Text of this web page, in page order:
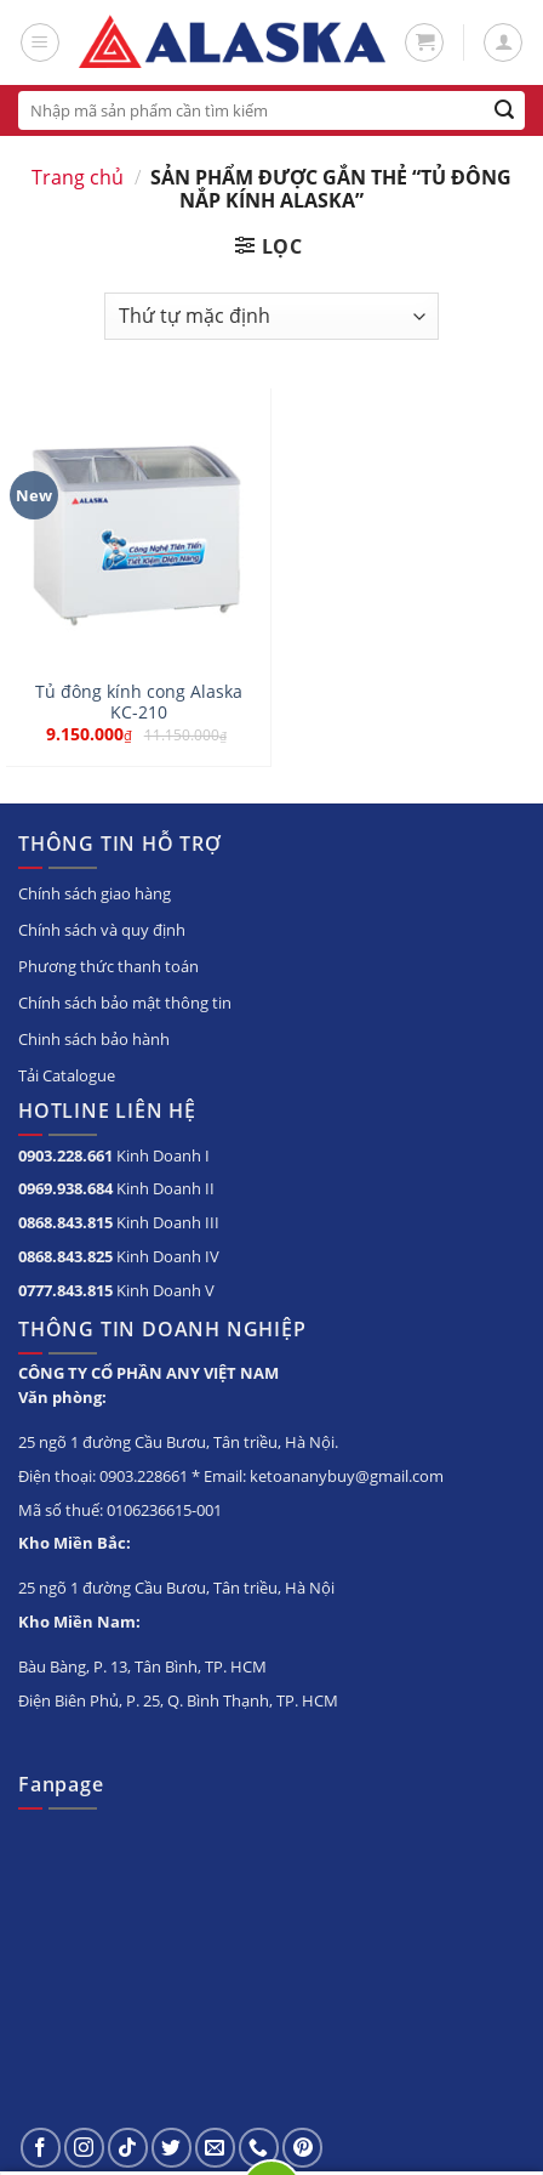
Tìm
kiếm:
Trang chủ / SẢN PHẨM ĐƯỢC GẮN THẺ “TỦ ĐÔNG
NẮP KÍNH ALASKA”
LỌC
New
Tủ đông kính cong Alaska
KC-210
9.150.000₫ 11.150.000₫
THÔNG TIN HỖ TRỢ
Chính sách giao hàng
Chính sách và quy định
Phương thức thanh toán
Chính sách bảo mật thông tin
Chinh sách bảo hành
Tải Catalogue
HOTLINE LIÊN HỆ
0903.228.661 Kinh Doanh I
0969.938.684Kinh Doanh II
0868.843.815 Kinh Doanh III
0868.843.825 Kinh Doanh IV
0777.843.815 Kinh Doanh V
THÔNG TIN DOANH NGHIỆP
CÔNG TY CỔ PHẦN ANY VIỆT NAM
Văn phòng:
25 ngõ 1 đường Cầu Bươu, Tân triều, Hà Nội.
Điện thoại: 0903.228661 * Email: ketoananybuy@gmail.com
Mã số thuế: 0106236615-001
Kho Miền Bắc:
25 ngõ 1 đường Cầu Bươu, Tân triều, Hà Nội
Kho Miền Nam:
Bàu Bàng, P. 13, Tân Bình, TP. HCM
Điện Biên Phủ, P. 25, Q. Bình Thạnh, TP. HCM
Fanpage